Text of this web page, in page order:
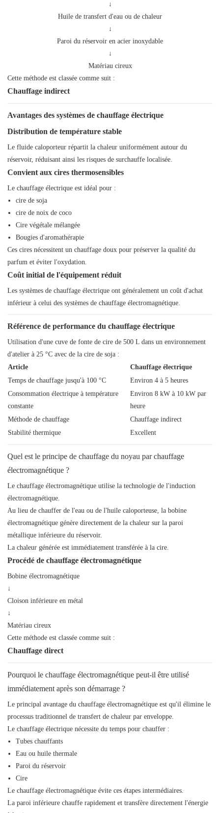
↓
Huile de transfert d'eau ou de chaleur
↓
Paroi du réservoir en acier inoxydable
↓
Matériau cireux
Cette méthode est classée comme suit :
Chauffage indirect
Avantages des systèmes de chauffage électrique
Distribution de température stable
Le fluide caloporteur répartit la chaleur uniformément autour du
réservoir, réduisant ainsi les risques de surchauffe localisée.
Convient aux cires thermosensibles
Le chauffage électrique est idéal pour :
cire de soja
cire de noix de coco
Cire végétale mélangée
Bougies d'aromathérapie
Ces cires nécessitent un chauffage doux pour préserver la qualité du
parfum et éviter l'oxydation.
Coût initial de l'équipement réduit
Les systèmes de chauffage électrique ont généralement un coût d'achat
inférieur à celui des systèmes de chauffage électromagnétique.
Référence de performance du chauffage électrique
Utilisation d'une cuve de fonte de cire de 500 L dans un environnement
d'atelier à 25 °C avec de la cire de soja :
Article
Chauffage électrique
Temps de chauffage jusqu'à 100 °C
Environ 4 à 5 heures
Consommation électrique à température
constante
Environ 8 kW à 10 kW par
heure
Méthode de chauffage
Chauffage indirect
Stabilité thermique
Excellent
Quel est le principe de chauffage du noyau par chauffage
électromagnétique ?
Le chauffage électromagnétique utilise la technologie de l'induction
électromagnétique.
Au lieu de chauffer de l'eau ou de l'huile caloporteuse, la bobine
électromagnétique génère directement de la chaleur sur la paroi
métallique inférieure du réservoir.
La chaleur générée est immédiatement transférée à la cire.
Procédé de chauffage électromagnétique
Bobine électromagnétique
↓
Cloison inférieure en métal
↓
Matériau cireux
Cette méthode est classée comme suit :
Chauffage direct
Pourquoi le chauffage électromagnétique peut-il être utilisé
immédiatement après son démarrage ?
Le principal avantage du chauffage électromagnétique est qu'il élimine le
processus traditionnel de transfert de chaleur par enveloppe.
Le chauffage électrique nécessite du temps pour chauffer :
Tubes chauffants
Eau ou huile thermale
Paroi du réservoir
Cire
Le chauffage électromagnétique évite ces étapes intermédiaires.
La paroi inférieure chauffe rapidement et transfère directement l'énergie